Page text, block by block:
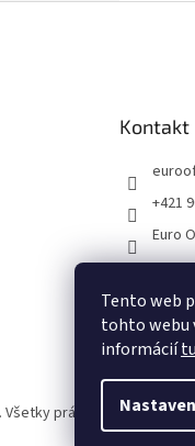
Tento web
tohto webu
informáciítu
Kontakt
+421
Euro
. Všetky práva vyhradené.